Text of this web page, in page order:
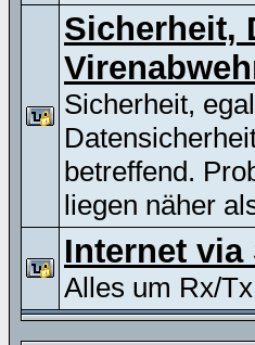
Sicherheit,
Sicherheit,
betreffend.
liegen näher
Internet via
Alles um Rx/